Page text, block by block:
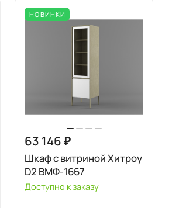
НОВИНКИ
63 146 ₽
Шкаф с витриной Хитроу
D2 ВМФ-1667
Доступно к заказу